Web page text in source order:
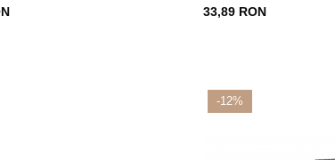
33,89 RON
-12%